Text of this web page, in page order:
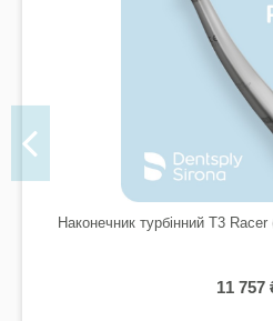
Наконечник турбінний T3
11 757